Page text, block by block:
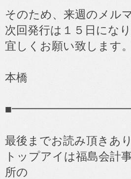
そのため、来週のメル
次回発行は１５日になり
宜しくお願い致します。
本橋
最後までお読み頂きあ
トップアイは福島会計
所の